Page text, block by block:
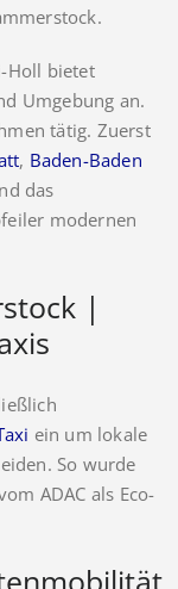
Holl bietet
Umgebung an.
tätig. Zuerst
, Baden-Baden
das
modernen
|
ein um lokale
So wurde
ADAC als Eco-